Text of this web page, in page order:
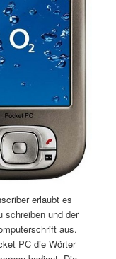
erlaubt es
schreiben und der
aus.
PC die Wörter